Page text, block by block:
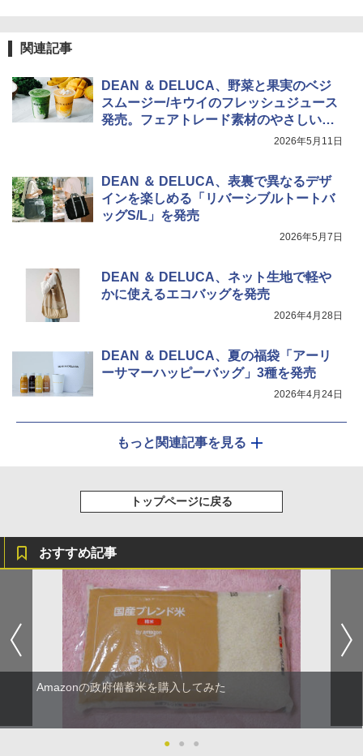
関連記事
DEAN ＆ DELUCA、野菜と果実のベジ
スムージー/キウイのフレッシュジュース
発売。フェアトレード素材のやさしい味
2026年5月11日
DEAN ＆ DELUCA、表裏で異なるデザ
インを楽しめる「リバーシブルトートバ
ッグS/L」を発売
2026年5月7日
DEAN ＆ DELUCA、ネット生地で軽や
かに使えるエコバッグを発売
2026年4月28日
DEAN ＆ DELUCA、夏の福袋「アーリ
ーサマーハッピーバッグ」3種を発売
2026年4月24日
もっと関連記事を見る
トップページに戻る
おすすめ記事
Amazonの政府備蓄米を購入してみた
● ● ●